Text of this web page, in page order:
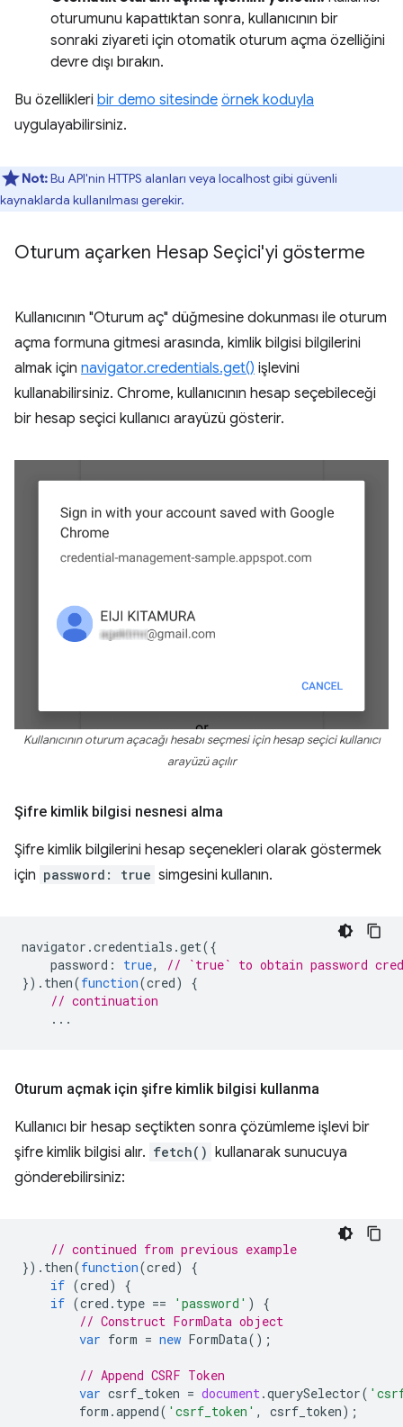
oturumunu kapattıktan sonra, kullanıcının bir
sonraki ziyareti için otomatik oturum açma özelliğini
devre dışı bırakın.
Bu özellikleri bir demo sitesinde örnek koduyla
uygulayabilirsiniz.
Not:Bu API'nin HTTPS alanları veya localhost gibi güvenli
kaynaklarda kullanılması gerekir.
Oturum açarken Hesap Seçici'yi gösterme
Kullanıcının "Oturum aç" düğmesine dokunması ile oturum
açma formuna gitmesi arasında, kimlik bilgisi bilgilerini
almak için navigator.credentials.get() işlevini
kullanabilirsiniz. Chrome, kullanıcının hesap seçebileceği
bir hesap seçici kullanıcı arayüzü gösterir.
Kullanıcının oturum açacağı hesabı seçmesi için hesap seçici kullanıcı
arayüzü açılır
Şifre kimlik bilgisi nesnesi alma
Şifre kimlik bilgilerini hesap seçenekleri olarak göstermek
için password: true simgesini kullanın.
navigator .credentials .get({
password : true,
// `true` to obtain password
}). then(function(cred)
{
// continuation
...
Oturum açmak için şifre kimlik bilgisi kullanma
Kullanıcı bir hesap seçtikten sonra çözümleme işlevi bir
şifre kimlik bilgisi alır. fetch() kullanarak sunucuya
gönderebilirsiniz:
// continued from previous example
}). then(function(cred)
{
if (cred)
{
if (cred . type == 'password' )
{
// Construct FormData object
var form = new FormData();
// Append CSRF Token
var csrf_token = document.querySelector(
form .append( 'csrf_token' , csrf_token);